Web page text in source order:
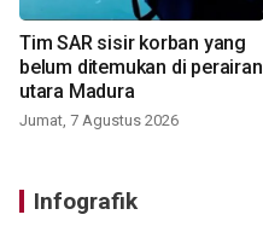
Tim SAR sisir korban yang
belum ditemukan di perairan
utara Madura
Jumat, 7 Agustus 2026
Infografik